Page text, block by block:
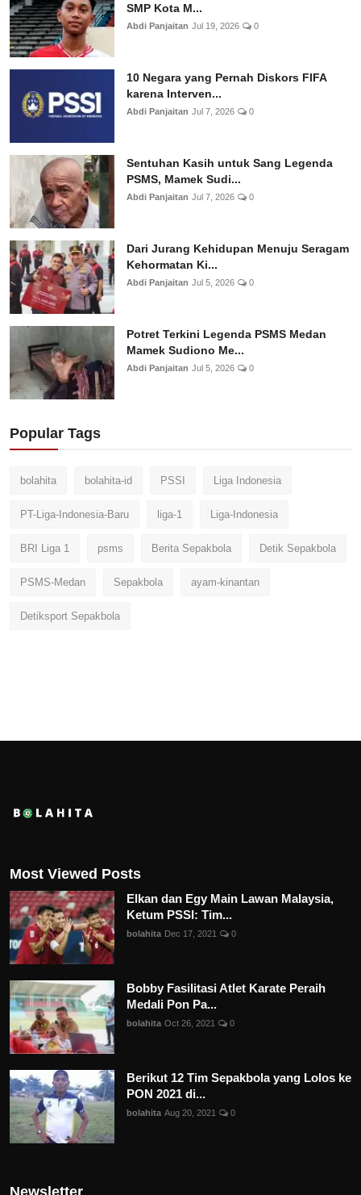
SMP Kota M...
Abdi Panjaitan Jul 19, 2026 0
10 Negara yang Pernah Diskors FIFA
karena Interven...
Abdi Panjaitan Jul 7, 2026 0
Sentuhan Kasih untuk Sang Legenda
PSMS, Mamek Sudi...
Abdi Panjaitan Jul 7, 2026 0
Dari Jurang Kehidupan Menuju Seragam
Kehormatan Ki...
Abdi Panjaitan Jul 5, 2026 0
Potret Terkini Legenda PSMS Medan
Mamek Sudiono Me...
Abdi Panjaitan Jul 5, 2026 0
Popular Tags
bolahita bolahita-id PSSI Liga Indonesia
PT-Liga-Indonesia-Baru liga-1 Liga-Indonesia
BRI Liga 1 psms Berita Sepakbola Detik Sepakbola
PSMS-Medan Sepakbola ayam-kinantan
Detiksport Sepakbola
Most Viewed Posts
Elkan dan Egy Main Lawan Malaysia,
Ketum PSSI: Tim...
bolahita Dec 17, 2021 0
Bobby Fasilitasi Atlet Karate Peraih
Medali Pon Pa...
bolahita Oct 26, 2021 0
Berikut 12 Tim Sepakbola yang Lolos ke
PON 2021 di...
bolahita Aug 20, 2021 0
Newsletter